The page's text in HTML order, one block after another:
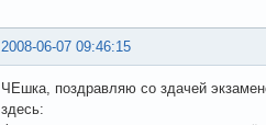
2008-06-07 09:46:15
ЧЕшка, поздравляю со здачей
здесь: